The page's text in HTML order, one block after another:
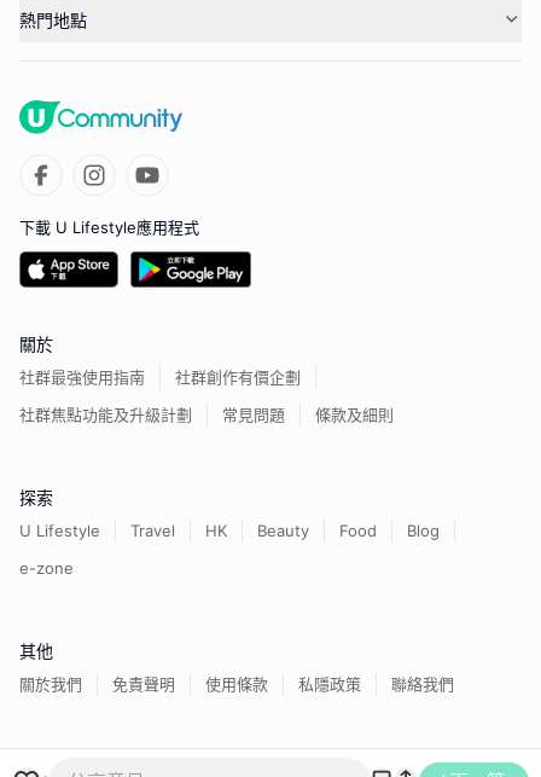
熱門地點
下載 U Lifestyle應用程式
關於
社群最強使用指南
社群創作有價企劃
社群焦點功能及升級計劃
常見問題 條款及細則
探索
U Lifestyle Travel HK Beauty Food
Blog
e-zone
其他
關於我們 免責聲明 使用條款 私隱政策 聯絡我們